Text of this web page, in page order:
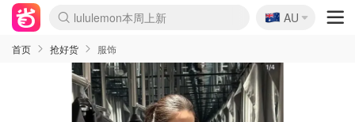
lululemon本周上新
Sasa美妆护肤3.5折
SSENSE年中3折
FreshBeauty好价汇总
Cettire降价+叠9折
Farfetch折上8折
WWS Coles超市实拍
viagogo二手票捡漏
Myer清仓1折起
The Outnet奢牌1折起
David Jones 3折起
Flannels大牌1折
Perfumes Club护肤1折
AMIRO返校季6.2折
Oweek抽奖送Airpods
Amazon折扣汇总
eToro入金$200送$50
Amazon数码好物
ICONIC本周7.5折
ThedoubleF高奢地板价
Moose Knuckles 6折
丝芙兰5折起
EUFY官网3.7折起
Selenichast首饰2折
Trip机票酒店促销
YSL送5件彩妆礼
Amazon家居好物
BIGBANG巡演开票
David Jones时尚3折
Amazon美妆护肤
雅漾大喷$8
过敏原检测盒$33
伊索独家赠50ml沐浴露
科颜氏送高保湿面霜
SEALIFE海洋馆门票6折
丝塔芙大白罐$16
订阅Newsletter送香薰
Cult Beauty 6.8折
Harrods圣诞日历2.3折
LN-CC奢牌私促3折
d'Alba空姐喷雾$16
EVE LOM套装逆天2折
Bernardelli独家4折
Adore Beauty 6折起
CT圣诞日历
Mytheresa奢品2.7折
🇦🇺
AU
首页 抢好货 服饰